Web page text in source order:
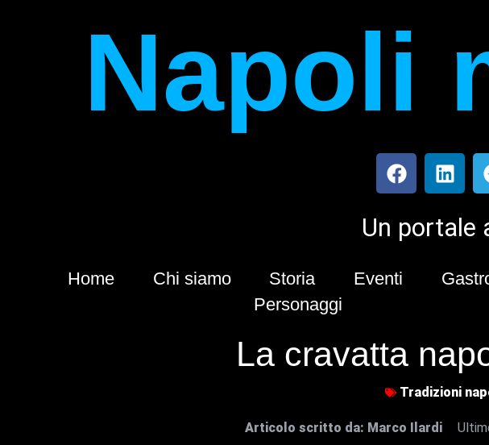
Napoli
Un portale
Home Chi siamo Storia Eventi
Personaggi
La cravatta
Tradizioni
Articolo scritto da: Marco Ilardi